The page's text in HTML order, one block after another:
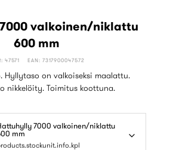
valkoinen/niklattu
600 mm
47571 EAN: 7317900047572
Hyllytaso on valkoiseksi maalattu.
nikkelöity. Toimitus koottuna.
7000 valkoinen/niklattu
mm